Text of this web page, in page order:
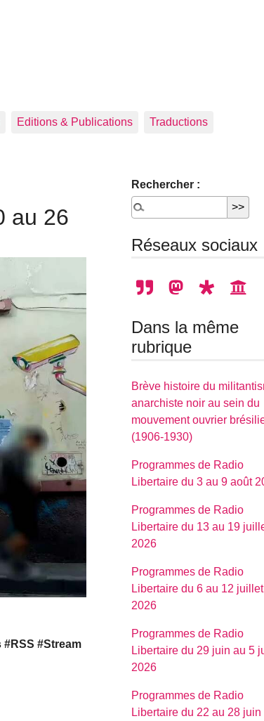
Editions & Publications Traductions
au 26
#Stream
Rechercher :
Réseaux sociaux
Dans la même
rubrique
Brève histoire du
anarchiste noir au sein du
mouvement ouvrier
(1906-1930)
Programmes de Radio
Libertaire du 3 au 9 août
Programmes de Radio
Libertaire du 13 au 19
2026
Programmes de Radio
Libertaire du 6 au 12 juillet
2026
Programmes de Radio
Libertaire du 29 juin au 5
2026
Programmes de Radio
Libertaire du 22 au 28 juin